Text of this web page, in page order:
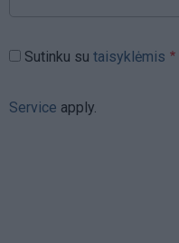
Sutinku su taisyklėmis
Service apply.